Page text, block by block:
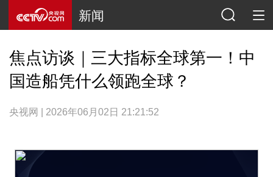
新闻
焦点访谈｜三大指标全球第一！中
国造船凭什么领跑全球？
央视网 | 2026年06月02日 21:21:52